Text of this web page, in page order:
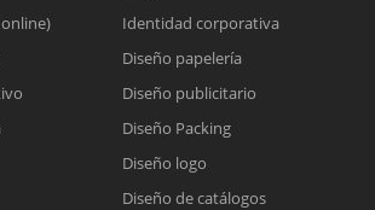
Identidad corporativa
Diseño papelería
Diseño publicitario
Diseño Packing
Diseño logo
Diseño de catálogos